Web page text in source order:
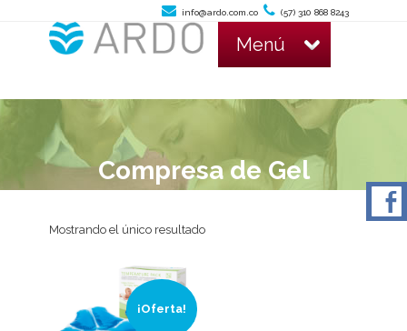
info@ardo.com.co (57) 310 868 8243
Menú
Compresa de Gel
Mostrando el único resultado
¡Oferta!